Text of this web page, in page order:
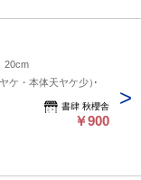
20cm
ケ・本体天ヤケ少）
書肆 秋櫻舎
￥900